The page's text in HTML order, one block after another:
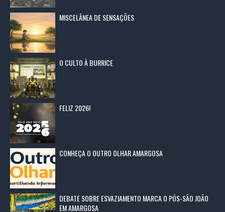
MISCELÂNEA DE SENSAÇÕES
O CULTO À BURRICE
FELIZ 2026!
CONHEÇA O OUTRO OLHAR AMARGOSA
DEBATE SOBRE ESVAZIAMENTO MARCA O PÓS-SÃO JOÃO
EM AMARGOSA